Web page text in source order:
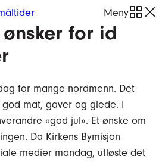
Meny
for id
for mange nordmenn. Det
mat, gaver og glede. I
«god jul». Et ønske om
Da Kirkens Bymisjon
medier mandag, utløste det